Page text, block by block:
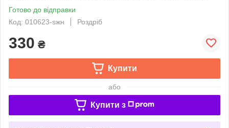
Готово до відправки
Код: 010623-sжн
Роздріб
330 ₴
Купити
або
Купити з